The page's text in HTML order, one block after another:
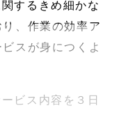
するきめ細かな
、作業の効率ア
スが身につくよ
ビス内容を３日